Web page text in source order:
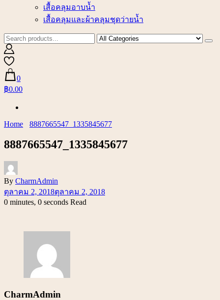
เสื้อคลุมอาบน้ำ
เสื้อคลุมและผ้าคลุมชุดว่ายน้ำ
0
฿0.00
Home 8887665547_1335845677
8887665547_1335845677
By CharmAdmin
ตุลาคม 2, 2018ตุลาคม 2, 2018
0 minutes, 0 seconds Read
CharmAdmin